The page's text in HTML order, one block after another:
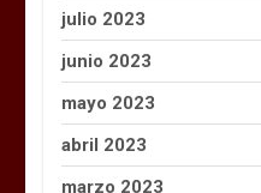
julio 2023
junio 2023
mayo 2023
abril 2023
marzo 2023